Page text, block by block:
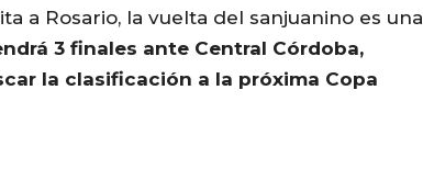
a Rosario, la vuelta del sanjuanino es una
3 finales ante Central Córdoba,
la clasificación a la próxima Copa